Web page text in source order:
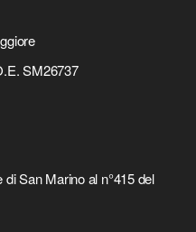
SM26737
San Marino al n°415 del